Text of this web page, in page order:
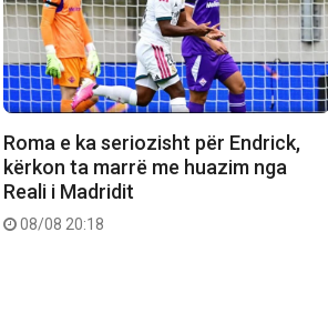
Roma e ka seriozisht për Endrick,
kërkon ta marrë me huazim nga
Reali i Madridit
08/08 20:18